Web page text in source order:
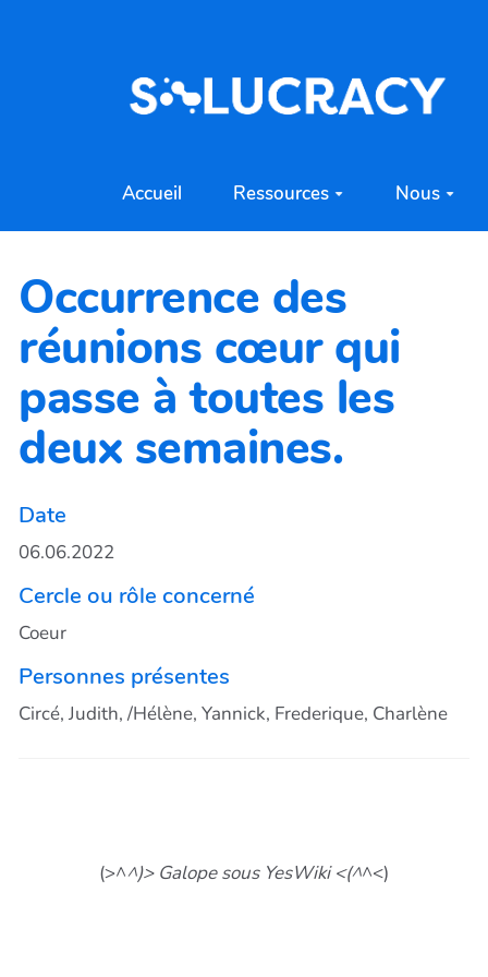
Accueil Ressources Nous
Occurrence des
réunions cœur qui
passe à toutes les
deux semaines.
Date
06.06.2022
Cercle ou rôle concerné
Coeur
Personnes présentes
Circé, Judith, /Hélène, Yannick, Frederique, Charlène
(>^^)> Galope sous YesWiki <(^^<)